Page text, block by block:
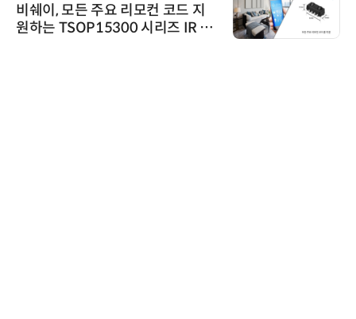
비쉐이, 모든 주요 리모컨 코드 지
원하는 TSOP15300 시리즈 IR 수